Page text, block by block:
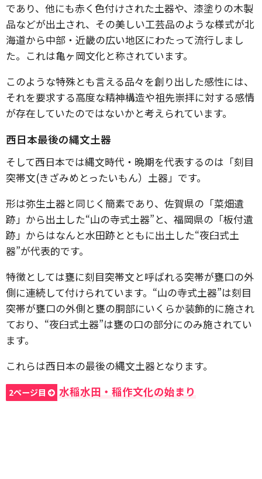
であり、他にも赤く色付けされた土器や、漆塗りの木製
品などが出土され、その美しい工芸品のような様式が北
海道から中部・近畿の広い地区にわたって流行しまし
た。これは亀ヶ岡文化と称されています。
このような特殊とも言える品々を創り出した感性には、
それを要求する高度な精神構造や祖先崇拝に対する感情
が存在していたのではないかと考えられています。
西日本最後の縄文土器
そして西日本では縄文時代・晩期を代表するのは「刻目
突帯文(きざみめとったいもん）土器」です。
形は弥生土器と同じく簡素であり、佐賀県の「菜畑遺
跡」から出土した“山の寺式土器”と、福岡県の「板付遺
跡」からはなんと水田跡とともに出土した“夜臼式土
器”が代表的です。
特徴としては甕に刻目突帯文と呼ばれる突帯が甕口の外
側に連続して付けられています。“山の寺式土器”は刻目
突帯が甕口の外側と甕の胴部にいくらか装飾的に施され
ており、“夜臼式土器”は甕の口の部分にのみ施されてい
ます。
これらは西日本の最後の縄文土器となります。
2ページ目 水稲水田・稲作文化の始まり